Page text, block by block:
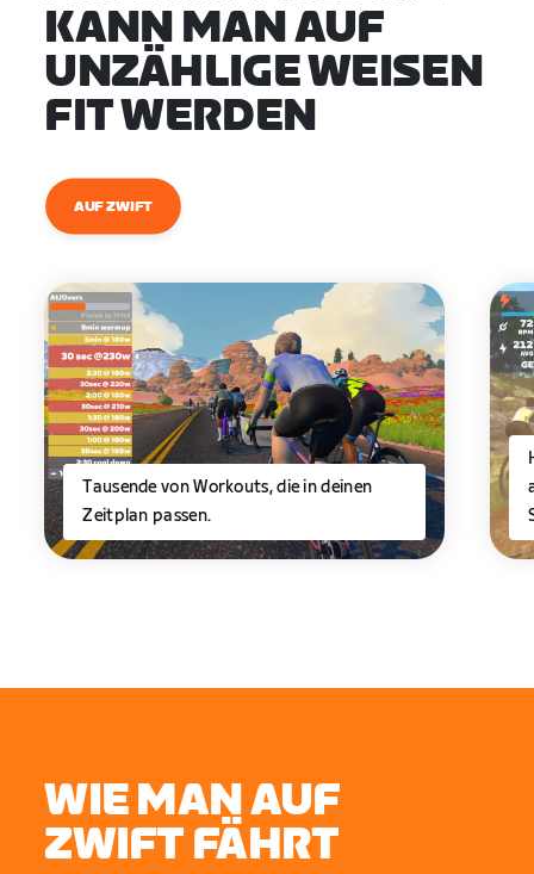
KANN MAN AUF
UNZÄHLIGE WEISEN
FIT WERDEN
AUF ZWIFT
Tausende von Workouts, die in deinen
Zeitplan passen.
WIE MAN AUF
ZWIFT FÄHRT